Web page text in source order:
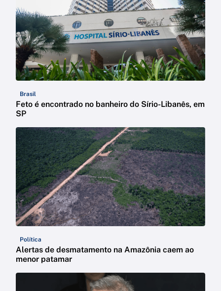
Brasil
Feto é encontrado no banheiro do Sírio-Libanês, em
SP
Política
Alertas de desmatamento na Amazônia caem ao
menor patamar